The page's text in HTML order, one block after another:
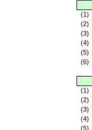
(1)
(2)
(3)
(4)
(5)
(6)
(1)
(2)
(3)
(4)
(5)